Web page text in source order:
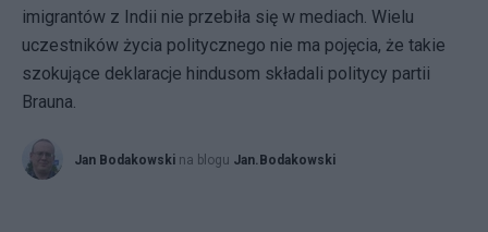
imigrantów z Indii nie przebiła się w mediach. Wielu
uczestników życia politycznego nie ma pojęcia, że takie
szokujące deklaracje hindusom składali politycy partii
Brauna.
Jan Bodakowski na blogu Jan.Bodakowski